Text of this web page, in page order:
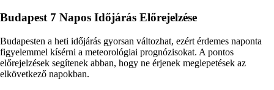
Budapest 7 Napos Időjárás Előrejelzése
Budapesten a heti időjárás gyorsan változhat, ezért érdemes naponta
figyelemmel kísérni a meteorológiai prognózisokat. A pontos
előrejelzések segítenek abban, hogy ne érjenek meglepetések az
elkövetkező napokban.